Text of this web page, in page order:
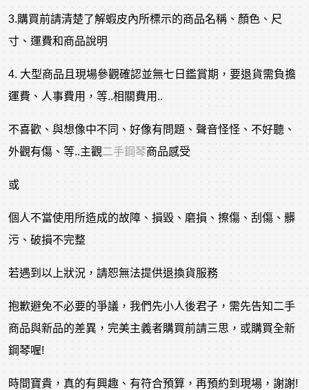
3.購買前請清楚了解蝦皮內所標示的商品名稱、顏色、尺
寸、運費和商品說明
4. 大型商品且現場參觀確認並無七日鑑賞期，要退貨需負擔
運費、人事費用，等..相關費用..
不喜歡、與想像中不同、好像有問題、聲音怪怪、不好聽、
外觀有傷、等..主觀二手鋼琴商品感受
或
個人不當使用所造成的故障、損毀、磨損、擦傷、刮傷、髒
污、破損不完整
若遇到以上狀況，請恕無法提供退換貨服務
抱歉避免不必要的爭議，我們先小人後君子，需先告知二手
商品與新品的差異，完美主義者購買前請三思，或購買全新
鋼琴喔!
時間寶貴，真的有興趣、有符合預算，再預約到現場，謝謝!